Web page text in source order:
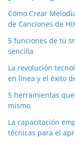
Cómo Crear
de Canciones de
5 funciones de tu
sencilla
La revolución
en línea y el éxito
5 herramientas
mismo
La capacitación
técnicas para el